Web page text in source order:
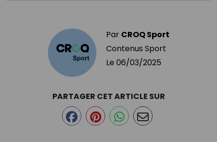
Par CROQ Sport
Contenus Sport
Le 06/03/2025
PARTAGER CET ARTICLE SUR